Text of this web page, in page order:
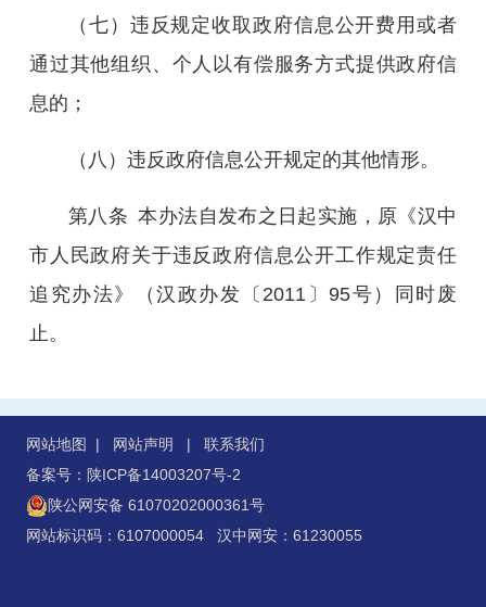
（七）违反规定收取政府信息公开费用或者
通过其他组织、个人以有偿服务方式提供政府信
息的；
（八）违反政府信息公开规定的其他情形。
第八条 本办法自发布之日起实施 ，原《汉中
市人民政府关于违反政府信息公开工作规定责任
追究办法》（汉政办发〔 2011 〕95号）同时废
止。
网站地图 | 网站声明 | 联系我们
备案号：陕ICP备14003207号-2
陕公网安备 61070202000361号
网站标识码：6107000054 汉中网安：61230055